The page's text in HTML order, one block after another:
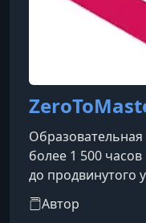
более 1 500
до продвинутого
направлениям,
искусственный
Автор